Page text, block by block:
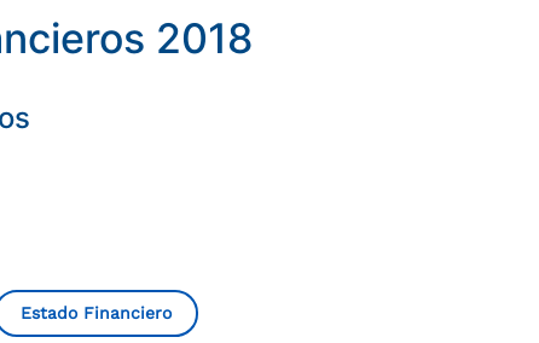
2018
Estado Financiero